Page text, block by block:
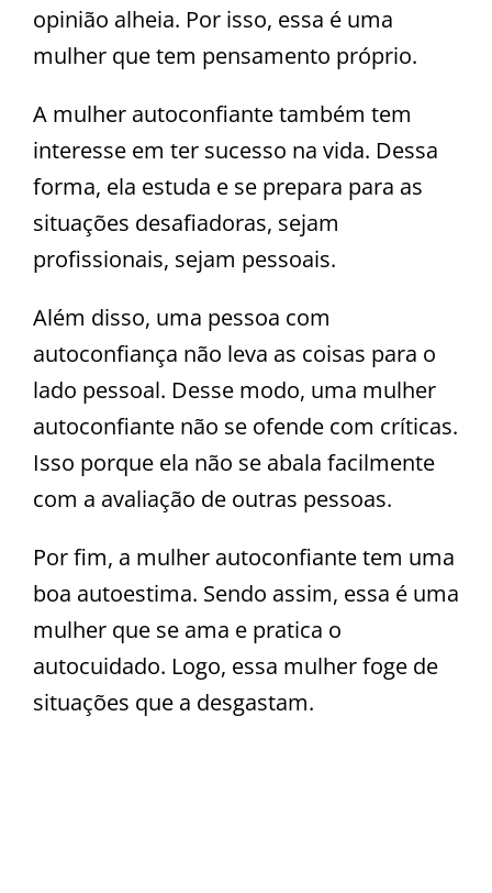
opinião alheia. Por isso, essa é uma
mulher que tem pensamento próprio.
A mulher autoconfiante também tem
interesse em ter sucesso na vida. Dessa
forma, ela estuda e se prepara para as
situações desafiadoras, sejam
profissionais, sejam pessoais.
Além disso, uma pessoa com
autoconfiança não leva as coisas para o
lado pessoal. Desse modo, uma mulher
autoconfiante não se ofende com críticas.
Isso porque ela não se abala facilmente
com a avaliação de outras pessoas.
Por fim, a mulher autoconfiante tem uma
boa autoestima. Sendo assim, essa é uma
mulher que se ama e pratica o
autocuidado. Logo, essa mulher foge de
situações que a desgastam.